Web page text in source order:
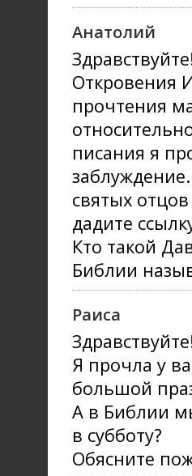
Анатолий
Откровения
прочтения
писания я
святых
дадите
Кто такой
Библии
Раиса
Я прочла у
большой
А в Библии
в субботу?
Обясните